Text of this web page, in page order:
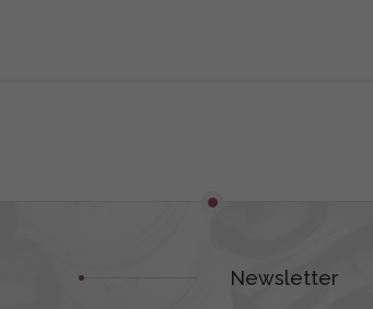
Newsletter